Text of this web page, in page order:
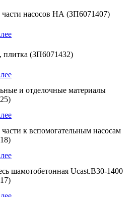
части насосов НА (ЗП6071407)
плитка (ЗП6071432)
и отделочные материалы
к вспомогательным насосам
шамотобетонная Ucast.B30-1400